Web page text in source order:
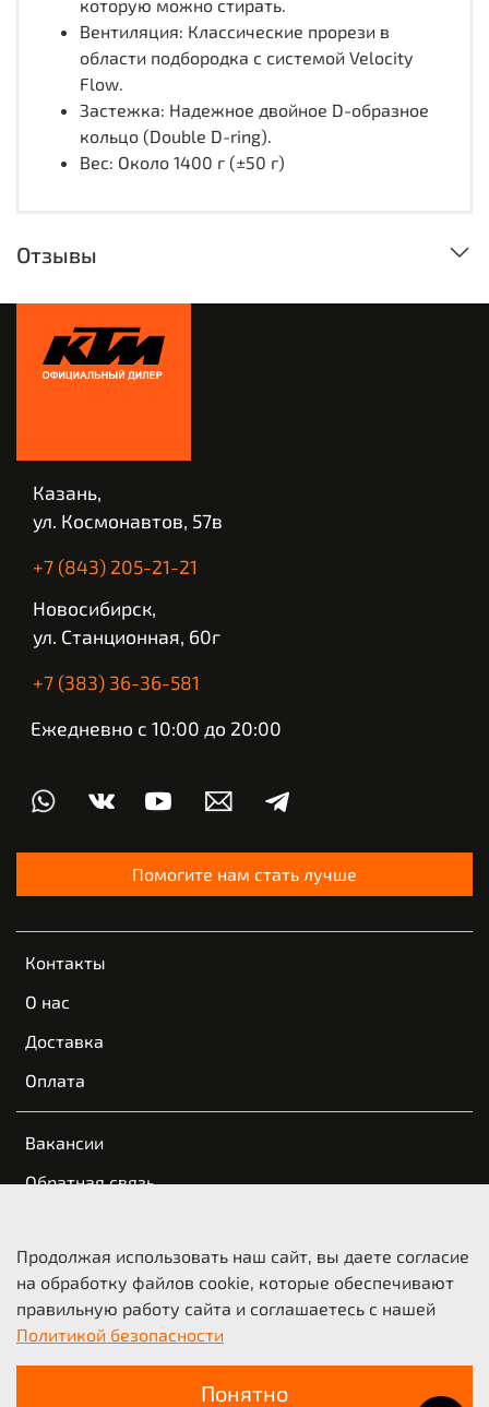
которую можно стирать.
Вентиляция: Классические прорези в
области подбородка с системой Velocity
Flow.
Застежка: Надежное двойное D-образное
кольцо (Double D-ring).
Вес: Около 1400 г (±50 г)
Отзывы
Контакты
О нас
Доставка
Оплата
Вакансии
Обратная связь
Оферта и политика конфиденциальности
Казань,
ул. Космонавтов, 57в
+7 (843) 205-21-21
Новосибирск,
ул. Станционная, 60г
+7 (383) 36-36-581
Ежедневно с 10:00 до 20:00
Помогите нам стать лучше
© 2021-2026 KTM Казань | КТМ Новосибирск
ООО «Мото-Трейд», ИНН 5404210718
Продолжая использовать наш сайт, вы даете согласие
на обработку файлов cookie, которые обеспечивают
правильную работу сайта и соглашаетесь с нашей
Политикой безопасности
Понятно